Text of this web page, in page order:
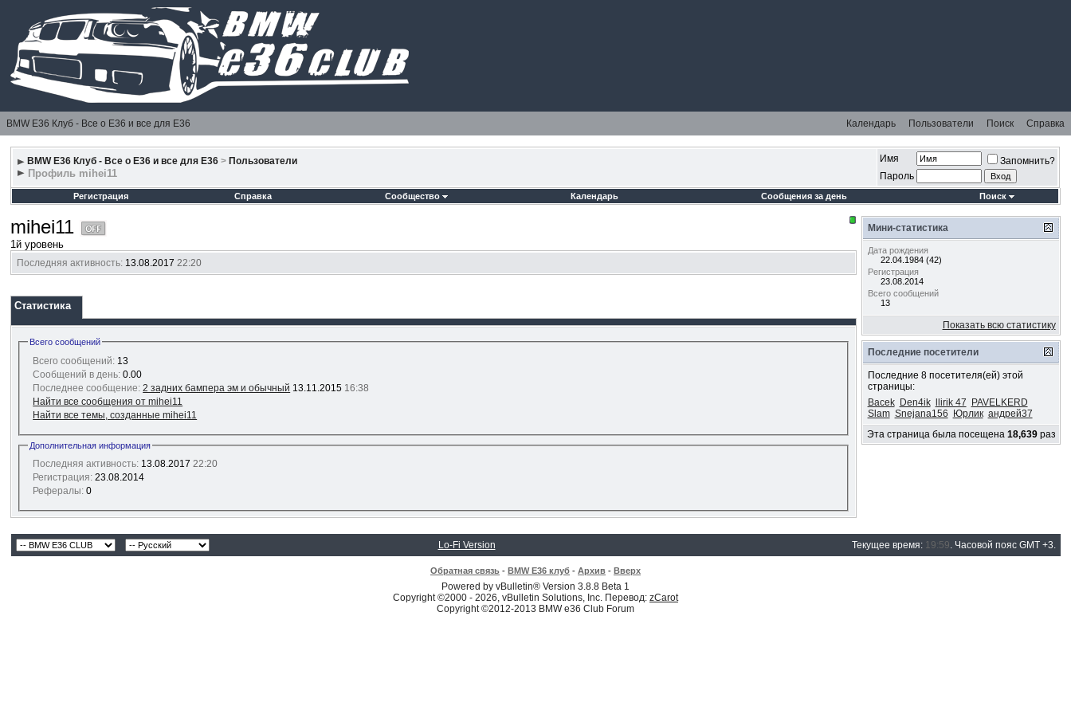
BMW E36 Клуб - Все о Е36 и все для Е36 Календарь Пользователи Поиск Справка
BMW E36 Клуб - Все о Е36 и все для Е36 > Пользователи
Профиль mihei11
Имя
Запомнить?
Пароль
Регистрация Справка Сообщество Календарь Сообщения за день Поиск
mihei11
1й уровень
Последняя активность: 13.08.201722:20
Статистика
Всего сообщений
Всего сообщений: 13
Сообщений в день: 0.00
Последнее сообщение: 2 задних бампера эм и обычный 13.11.2015 16:38
Найти все сообщения от mihei11
Найти все темы, созданные mihei11
Дополнительная информация
Последняя активность: 13.08.201722:20
Регистрация: 23.08.2014
Рефералы: 0
Мини-статистика
Дата рождения
22.04.1984 (42)
Регистрация
23.08.2014
Всего сообщений
13
Показать всю статистику
Последние посетители
Последние 8 посетителя(ей) этой
страницы:
Bacek
Den4ik llirik 47
PAVELKERD
Slam Snejana156 Юрлик андрей37
Эта страница была посещена 18,639раз
Lo-Fi Version Текущее время: 19:59. Часовой пояс GMT +3.
Обратная связь - BMW E36 клуб - Архив - Вверх
Powered by vBulletin® Version 3.8.8 Beta 1
Copyright ©2000 - 2026, vBulletin Solutions, Inc. Перевод: zCarot
Copyright ©2012-2013 BMW e36 Club Forum